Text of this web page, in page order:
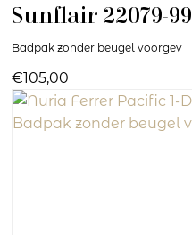
Sunflair 22079-99
Badpak zonder beugel voorgev
€105,00